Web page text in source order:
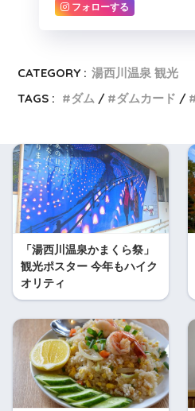
フォローする
CATEGORY : 湯西川温泉 観光
TAGS :
ダム ダムカード
「湯西川温泉かまくら祭」
観光ポスター 今年もハイク
オリティ